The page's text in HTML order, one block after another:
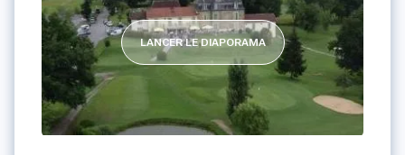
LANCER LE DIAPORAMA